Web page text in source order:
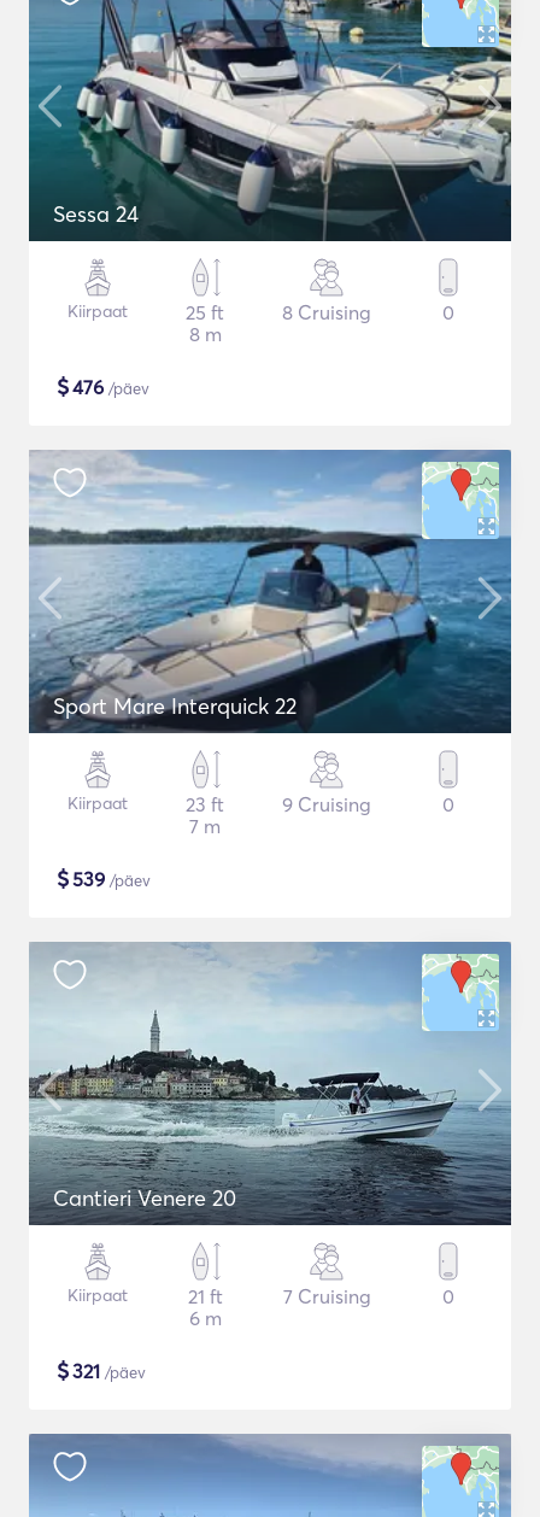
Sessa 24
Kiirpaat
25 ft
8 m
8 Cruising 0
$476 /päev
Sport Mare Interquick 22
Kiirpaat
23 ft
7 m
9 Cruising 0
$539 /päev
Cantieri Venere 20
Kiirpaat
21 ft
6 m
7 Cruising 0
$321 /päev